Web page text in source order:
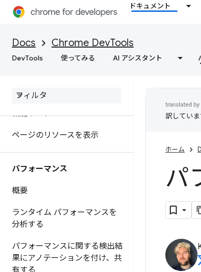
ドキュメント
Docs Chrome DevTools
DevTools 使ってみる AI アシスタント
ネットワーク
概要
検査する
機能リファレンス
ページのリソースを表示
パフォーマンス
概要
ランタイム パフォーマンスを
分析する
パフォーマンスに関する検出結
果にアノテーションを付け、共
有する
訳してい
ホーム
パ